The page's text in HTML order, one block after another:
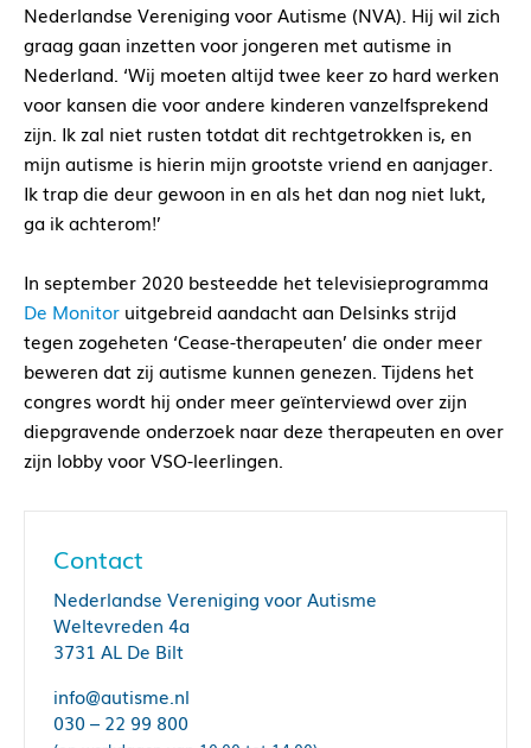
Nederlandse Vereniging voor Autisme (NVA). Hij wil zich
graag gaan inzetten voor jongeren met autisme in
Nederland. ‘Wij moeten altijd twee keer zo hard werken
voor kansen die voor andere kinderen vanzelfsprekend
zijn. Ik zal niet rusten totdat dit rechtgetrokken is, en
mijn autisme is hierin mijn grootste vriend en aanjager.
Ik trap die deur gewoon in en als het dan nog niet lukt,
ga ik achterom!’
In september 2020 besteedde het televisieprogramma
De Monitor uitgebreid aandacht aan Delsinks strijd
tegen zogeheten ‘Cease-therapeuten’ die onder meer
beweren dat zij autisme kunnen genezen. Tijdens het
congres wordt hij onder meer geïnterviewd over zijn
diepgravende onderzoek naar deze therapeuten en over
zijn lobby voor VSO-leerlingen.
Contact
Nederlandse Vereniging voor Autisme
Weltevreden 4a
3731 AL De Bilt
info@autisme.nl
030 – 22 99 800